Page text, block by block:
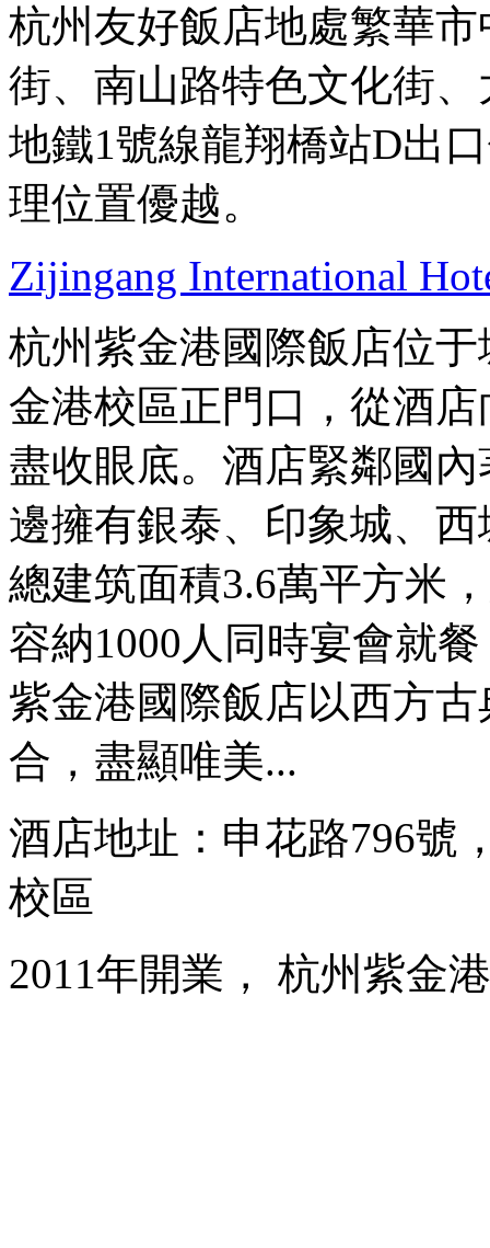
杭州友好飯店地處繁華
街、南山路特色文化街
地鐵1號線龍翔橋站D出
理位置優越。
Zijingang International
杭州紫金港國際飯店位
金港校區正門口，從酒
盡收眼底。酒店緊鄰國
邊擁有銀泰、印象城、
總建筑面積3.6萬平方米
容納1000人同時宴會就
紫金港國際飯店以西方
合，盡顯唯美...
酒店地址：申花路796號
校區
2011年開業， 杭州紫